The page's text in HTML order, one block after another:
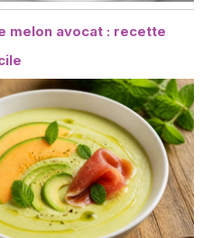
melon avocat : recette